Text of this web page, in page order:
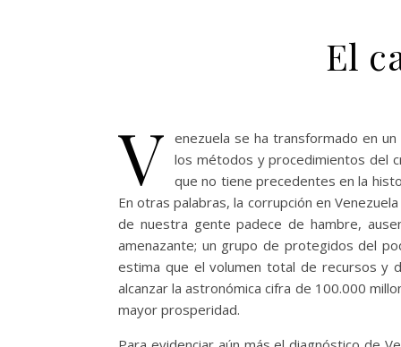
El
V enezuela se ha transformado en
los métodos y procedimientos del
que no tiene precedentes en la
En otras palabras, la corrupción en
de nuestra gente padece de hambre,
amenazante; un grupo de protegidos del
estima que el volumen total de recursos y
alcanzar la astronómica cifra de 100.000
mayor prosperidad.